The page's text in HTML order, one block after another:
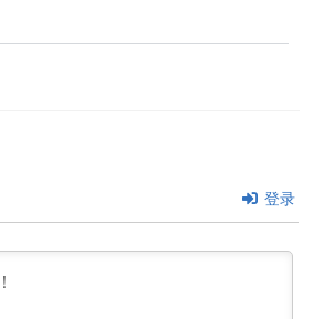
登录